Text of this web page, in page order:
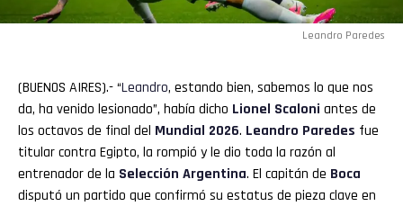
Leandro Paredes
(BUENOS AIRES).- “Leandro, estando bien, sabemos lo que nos
da, ha venido lesionado”, había dicho Lionel Scaloni antes de
los octavos de final del Mundial 2026. Leandro Paredes fue
titular contra Egipto, la rompió y le dio toda la razón al
entrenador de la Selección Argentina. El capitán de Boca
disputó un partido que confirmó su estatus de pieza clave en